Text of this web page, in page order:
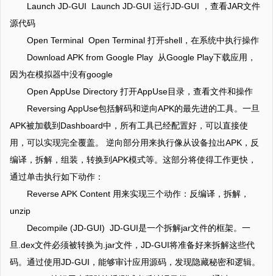
Launch JD-GUI Launch JD-GUI 运行JD-GUI ，查看JAR文件
源代码
Open Terminal Open Terminal 打开shell，在系统中执行操作
Download APK from Google Play 从Google Play下载应用，
因为在模拟器中没有google
Open AppUse Directory 打开AppUse目录，查看文件和操作
Reversing AppUse包括解码和逆向APK的最先进的工具。一旦
APK被加载到Dashboard中，所有工具已经配置好，可以直接使
用，可以实现完全覆盖。 逆向部分用来执行像从设备拉出APK，反
编译，拆解，组装，转换到APK模式等。这部分将使得工作更快，
通过单击执行如下动作：
Reverse APK Content 用来实现三个动作：反编译，拆解，
unzip
Decompile (JD-GUI) JD-GUI是一个拆解jar文件的框架。一
旦.dex文件必须被转换为.jar文件，JD-GUI将准备好来拆解这些代
码。通过使用JD-GUI，能够审计应用源码，发现隐藏秘密和逻辑。